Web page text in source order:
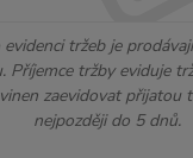
tržeb je
Příjemce tržby eviduje
zaevidovat přijatou
nejpozději do 5 dnů.